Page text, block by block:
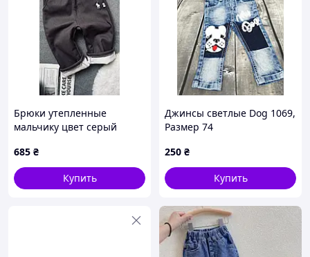
Брюки утепленные
мальчику цвет серый
685 ₴
Купить
Джинсы светлые Dog 1069,
Размер 74
250 ₴
Купить